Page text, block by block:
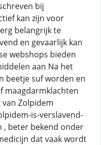
bij
kan zijn voor
belangrijk te
en gevaarlijk kan
webshops bieden
aan Na het
beetje suf worden en
maagdarmklachten
Zolpidem
is-verslavend-
, beter bekend onder
dat vaak wordt